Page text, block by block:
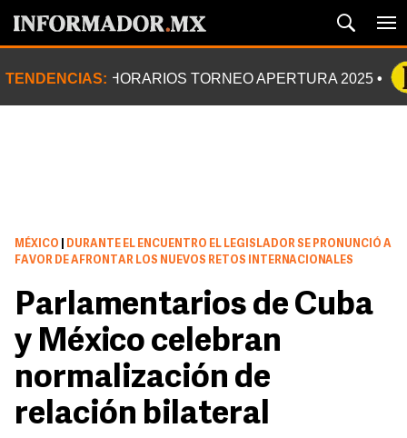
TENDENCIAS: HORARIOS TORNEO APERTURA 2025
MÉXICO
DURANTE EL ENCUENTRO EL LEGISLADOR SE PRONUNCIÓ A
FAVOR DE AFRONTAR LOS NUEVOS RETOS INTERNACIONALES
Parlamentarios de Cuba
y México celebran
normalización de
relación bilateral